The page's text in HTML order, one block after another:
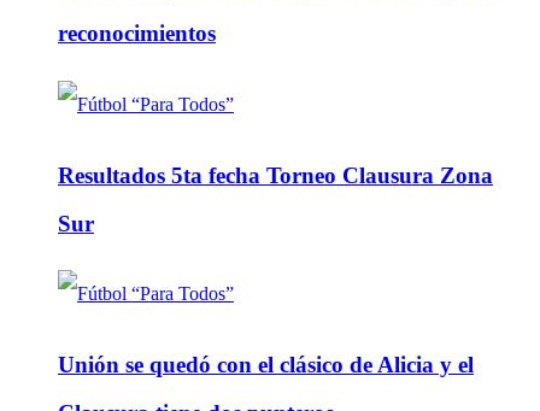
reconocimientos
Resultados 5ta fecha Torneo Clausura Zona
Sur
Unión se quedó con el clásico de Alicia y el